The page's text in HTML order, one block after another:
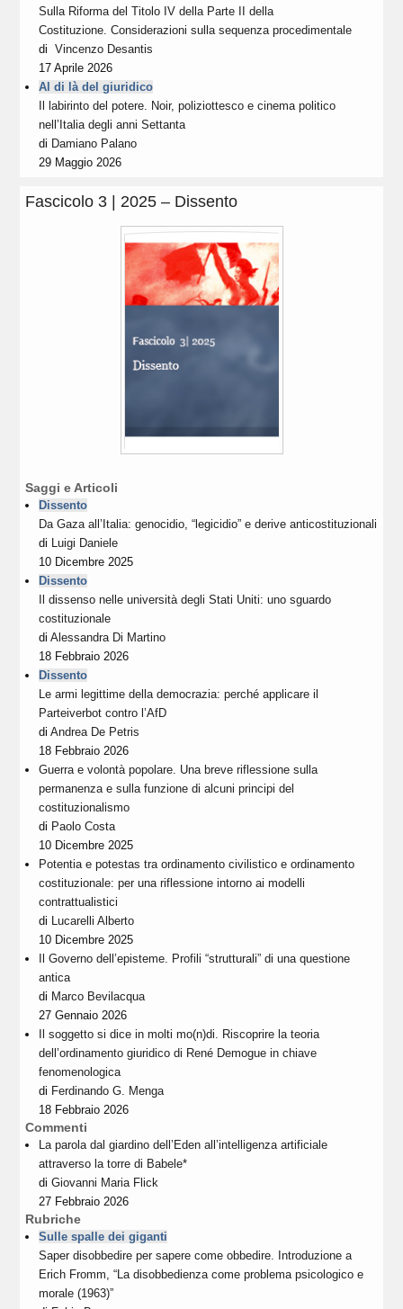
Sulla Riforma del Titolo IV della Parte II della
Costituzione. Considerazioni sulla sequenza procedimentale
diVincenzo Desantis
17 Aprile 2026
Al di là del giuridico
Il labirinto del potere. Noir, poliziottesco e cinema politico
nell’Italia degli anni Settanta
di Damiano Palano
29 Maggio 2026
Fascicolo 3 | 2025 – Dissento
Saggi e Articoli
Dissento
Da Gaza all’Italia: genocidio, “legicidio” e derive anticostituzionali
di Luigi Daniele
10 Dicembre 2025
Dissento
Il dissenso nelle università degli Stati Uniti: uno sguardo
costituzionale
diAlessandra Di Martino
18 Febbraio 2026
Dissento
Le armi legittime della democrazia: perché applicare il
Parteiverbot contro l’AfD
diAndrea De Petris
18 Febbraio 2026
Guerra e volontà popolare. Una breve riflessione sulla
permanenza e sulla funzione di alcuni principi del
costituzionalismo
di Paolo Costa
10 Dicembre 2025
Potentia e potestas tra ordinamento civilistico e ordinamento
costituzionale: per una riflessione intorno ai modelli
contrattualistici
di Lucarelli Alberto
10 Dicembre 2025
Il Governo dell’episteme. Profili “strutturali” di una questione
antica
di Marco Bevilacqua
27 Gennaio 2026
Il soggetto si dice in molti mo(n)di. Riscoprire la teoria
dell’ordinamento giuridico di René Demogue in chiave
fenomenologica
di Ferdinando G. Menga
18 Febbraio 2026
Commenti
La parola dal giardino dell’Eden all’intelligenza artificiale
attraverso la torre di Babele*
diGiovanni Maria Flick
27 Febbraio 2026
Rubriche
Sulle spalle dei giganti
Saper disobbedire per sapere come obbedire. Introduzione a
Erich Fromm, “La disobbedienza come problema psicologico e
morale (1963)”